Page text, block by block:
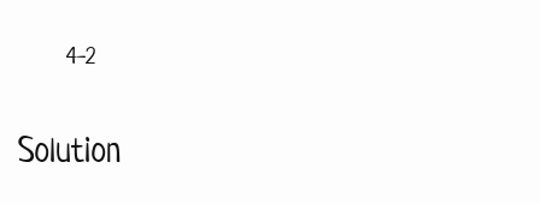
4-2
Solution